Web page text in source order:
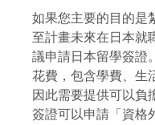
如果您主要的目的是
至計畫未來在日本就
議申請日本留學簽證
花費，包含學費、生
因此需要提供可以負
簽證可以申請「資格